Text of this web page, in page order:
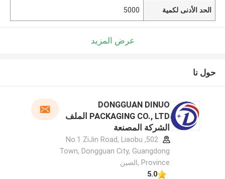
الحد الأدنى لكمية 5000
عرض المزيد
حول نا
DONGGUAN DINUO
PACKAGING CO., LTD الملف
الشركة المصنعة
502, No.1 ZiJin Road, Liaobu
Town, Dongguan City, Guangdong
Province ,الصين
5.0